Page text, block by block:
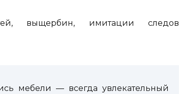
выщербин, имитации следов
мебели — всегда увлекательный